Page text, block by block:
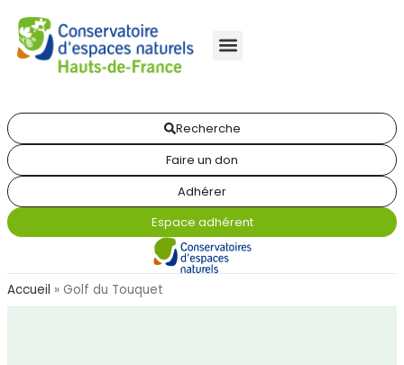
Recherche
Faire un don
Adhérer
Espace adhérent
Accueil » Golf du Touquet